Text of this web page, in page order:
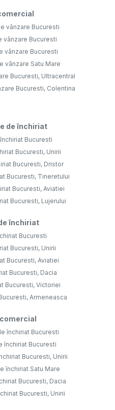
vânzare Bucuresti
vânzare Bucuresti
vânzare Bucuresti
vânzare Satu Mare
Bucuresti, Ultracentral
Bucuresti, Colentina
de închiriat
Bucuresti
Bucuresti, Unirii
Bucuresti, Dristor
Bucuresti, Tineretului
Bucuresti, Aviatiei
Bucuresti, Lujerului
închiriat
Bucuresti
Bucuresti, Unirii
Bucuresti, Aviatiei
Bucuresti, Dacia
Bucuresti, Victoriei
Armeneasca
închiriat Bucuresti
închiriat Bucuresti
Bucuresti, Unirii
închiriat Satu Mare
Bucuresti, Dacia
Bucuresti, Unirii